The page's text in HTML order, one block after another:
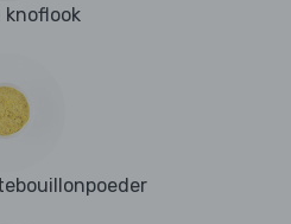
knoflook